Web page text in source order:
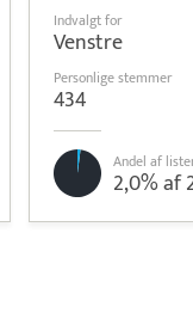
Indvalgt for
Venstre
Personlige stemmer
434
Andel af
2,0% af